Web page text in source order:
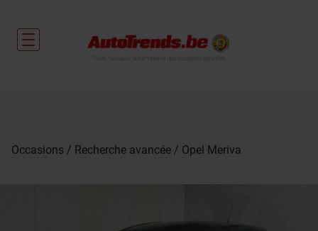
Occasions Recherche avancée Opel Meriva